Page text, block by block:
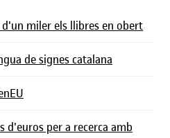
d'un miler els llibres en obert
de signes catalana
d'euros per a recerca amb